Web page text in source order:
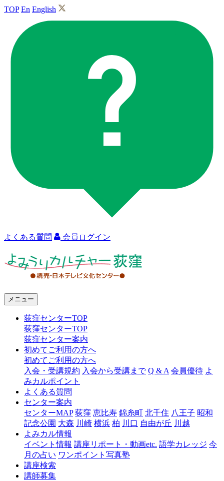
TOP En English
よくある質問 会員ログイン
ャ
窪
メニュー
荻窪センターTOP
荻窪センターTOP
荻窪センター案内
初めてご利用の方へ
初めてご利用の方へ
入会・受講規約 入会から受講まで Q & A 会員優待 よ
みカルポイント
よくある質問
センター案内
センターMAP 荻窪 恵比寿 錦糸町 北千住 八王子 昭和
記念公園 大森 川崎 横浜 柏 川口 自由が丘 川越
よみカル情報
イベント情報 講座リポート・動画etc. 語学カレッジ 今
月の占い ワンポイント写真塾
講座検索
講師募集